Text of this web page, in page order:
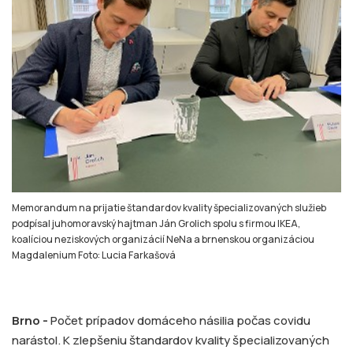
Memorandum na prijatie štandardov kvality špecializovaných služieb
podpísal juhomoravský hajtman Ján Grolich spolu s firmou IKEA,
koalíciou neziskových organizácií NeNa a brnenskou organizáciou
Magdalenium Foto: Lucia Farkašová
Brno -Počet prípadov domáceho násilia počas covidu
narástol. K zlepšeniu štandardov kvality špecializovaných